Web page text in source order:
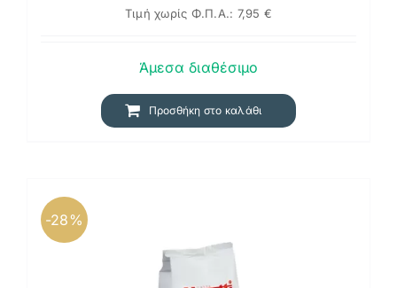
price
13,73 €.
τρέχουσα
είναι:
9,86 €.
Τιμή χωρίς Φ.Π.Α.: 7,95 €
Άμεσα διαθέσιμο
Προσθήκη στο καλάθι
-28%